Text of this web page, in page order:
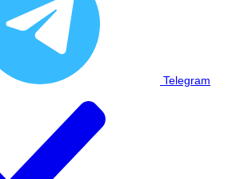
Telegram